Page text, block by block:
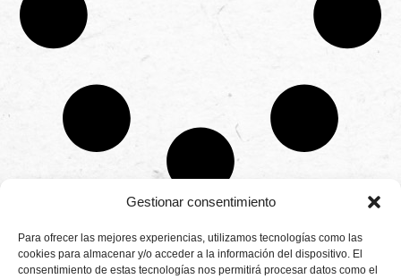
Gestionar consentimiento
Para ofrecer las mejores experiencias, utilizamos tecnologías como las
cookies para almacenar y/o acceder a la información del dispositivo. El
consentimiento de estas tecnologías nos permitirá procesar datos como el
Productores
de
CONTÁCTANOS
Camino de
Montemayor s/n
Aviso legal